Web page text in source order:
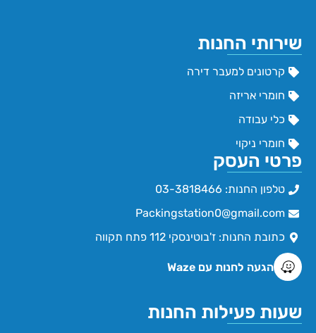
שירותי החנות
קרטונים למעבר דירה
חומרי אריזה
כלי עבודה
חומרי ניקוי
פרטי העסק
טלפון החנות: 03-3818466
Packingstation0@gmail.com
כתובת החנות: ז'בוטינסקי 112 פתח תקווה
הגעה לחנות עם Waze
שעות פעילות החנות